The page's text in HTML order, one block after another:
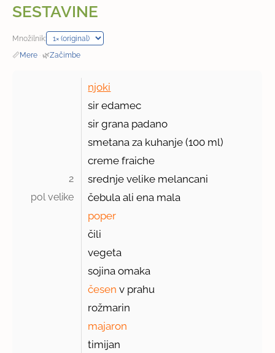
SESTAVINE
Množilnik:
📏Mere · 🌿Začimbe
njoki
sir edamec
sir grana padano
smetana za kuhanje (100 ml)
creme fraiche
2 srednje velike melancani
pol velike
čebula ali ena mala
poper
čili
vegeta
sojina omaka
česen v prahu
rožmarin
majaron
timijan